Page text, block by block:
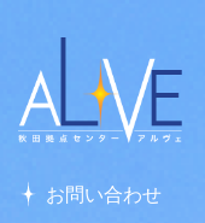
お問い合わせ